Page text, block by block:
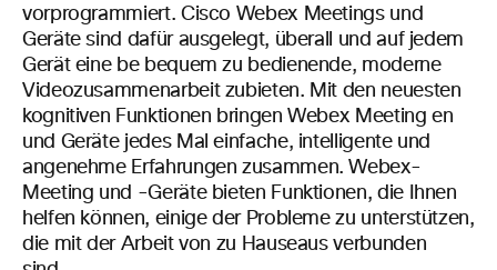
vorprogrammiert. Cisco Webex Meetings und
Geräte sind dafür ausgelegt, überall und auf jedem
Gerät eine be bequem zu bedienende, moderne
Videozusammenarbeit zubieten. Mit den neuesten
kognitiven Funktionen bringen Webex Meeting en
und Geräte jedes Maleinfache, intelligente und
angenehme Erfahrungen zusammen.Webex-
Meeting und -Geräte bieten Funktionen, die Ihnen
helfen können, einige der Probleme zu unterstützen,
die mit der Arbeit von zu Hauseaus verbunden